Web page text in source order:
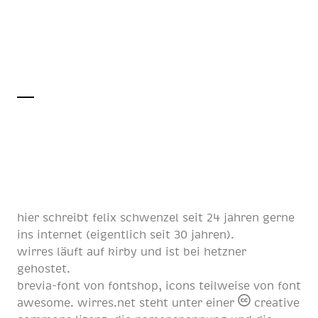
hier schreibt felix schwenzel seit 24 jahren gerne
ins internet (eigentlich seit 30 jahren).
wirres läuft auf kirby und ist bei hetzner
gehostet.
brevia-font von fontshop, icons teilweise von font
awesome. wirres.net steht unter einer
creative